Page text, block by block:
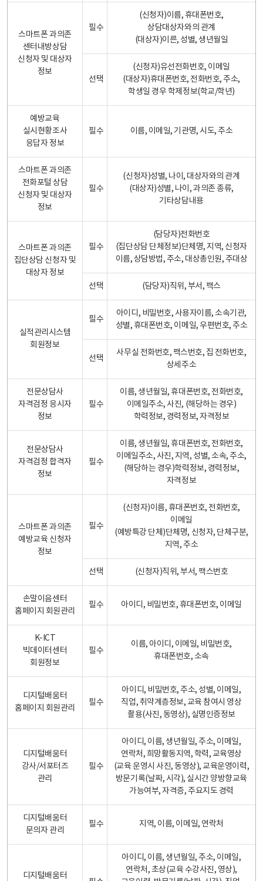
스마트폰 과의존
센터내방상담
신청자 및 대상자
정보
필수
(신청자)이름, 휴대폰번호,
상담대상자와의 관계
(대상자)이른, 성별, 생년월일
선택
(신청자)유선전화번호, 이메일
(대상자)휴대폰번호, 전화번호, 주소,
학생일 경우 학제정보(학교/학년)
예방교육
실시현황조사
응답자 정보
필수 이름, 이메일, 기관명, 시도, 주소
스마트폰 과의존
전화포털 상담
신청자 및 대상자
정보
필수
(신청자)성별, 나이, 대상자와의 관계
(대상자)성별, 나이, 과의존 종류,
기타상담내용
스마트폰 과의존
집단상담 신청자 및
대상자 정보
필수
(담당자)전화번호
(집단상담 단체정보)단체명, 지역, 신청자
이름, 상담방법, 주소, 대상총인원, 주대상
선택 (담당자)직위, 부서, 팩스
실적관리시스템
회원정보
필수
아이디, 비밀번호, 사용자이름, 소속기관,
성별, 휴대폰번호, 이메일, 우편번호, 주소
선택
사무실 전화번호, 팩스번호, 집 전화번호,
상세주소
전문상담사
자격검정 응시자
정보
필수
이름, 생년월일, 휴대폰번호, 전화번호,
이메일주소, 사진, (해당하는 경우)
학력정보, 경력정보, 자격정보
전문상담사
자격검정 합격자
정보
필수
이름, 생년월일, 휴대폰번호, 전화번호,
이메일주소, 사진, 지역, 성별, 소속, 주소,
(해당하는 경우)학력정보, 경력정보,
자격정보
스마트폰 과의존
예방교육 신청자
정보
필수
(신청자)이름, 휴대폰번호, 전화번호,
이메일
(예방특강 단체)단체명, 신청자, 단체구분,
지역, 주소
선택 (신청자)직위, 부서, 팩스번호
손말이음센터
홈페이지 회원관리
필수 아이디, 비밀번호, 휴대폰번호, 이메일
K-ICT
빅데이터센터
회원정보
필수
이름, 아이디, 이메일, 비밀번호,
휴대폰번호, 소속
디지털배움터
홈페이지 회원관리
필수
아이디, 비밀번호, 주소, 성별, 이메일,
직업, 취약계층정보, 교육 참여시 영상
촬용(사진, 동영상), 실명인증정보
디지털배움터
강사/서포터즈
관리
필수
아이디, 이름, 생년월일, 주소, 이메일,
연락처, 희망활동지역, 학력, 교육영상
(교육 운영시 사진, 동영상), 교육운영이력,
방문기록(날짜, 시각), 실시간 양방향교육
가능여부, 자격증, 주요지도 경력
디지털배움터
문의자 관리
필수 지역, 이름, 이메일, 연락처
디지털배움터
아이디, 이름, 생년월일, 주소, 이메일,
연락처, 초상(교육 수강사진, 영상),